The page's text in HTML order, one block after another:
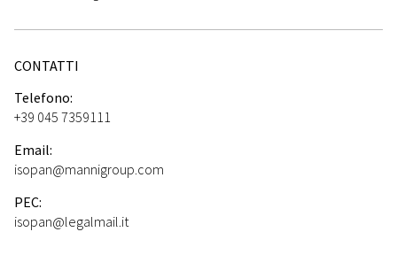
CONTATTI
Telefono:
+39 045 7359111
Email:
isopan@mannigroup.com
PEC:
isopan@legalmail.it